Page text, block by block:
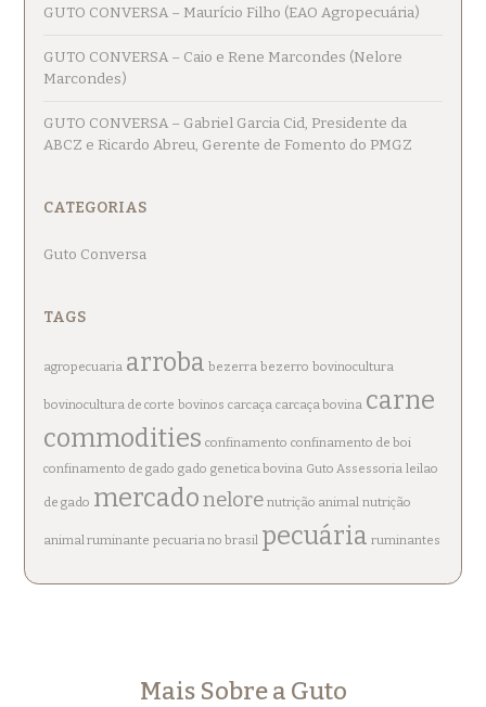
GUTO CONVERSA – Maurício Filho (EAO Agropecuária)
GUTO CONVERSA – Caio e Rene Marcondes (Nelore
Marcondes)
GUTO CONVERSA – Gabriel Garcia Cid, Presidente da
ABCZ e Ricardo Abreu, Gerente de Fomento do PMGZ
CATEGORIAS
Guto Conversa
TAGS
agropecuaria arroba bezerra bezerro bovinocultura
bovinocultura de corte bovinos carcaça carcaça bovina carne
commodities confinamento confinamento de boi
confinamento de gado gado genetica bovina Guto Assessoria leilao
de gado mercadonelore nutrição animal nutrição
animal ruminante pecuaria no brasil pecuária ruminantes
Mais Sobre a Guto